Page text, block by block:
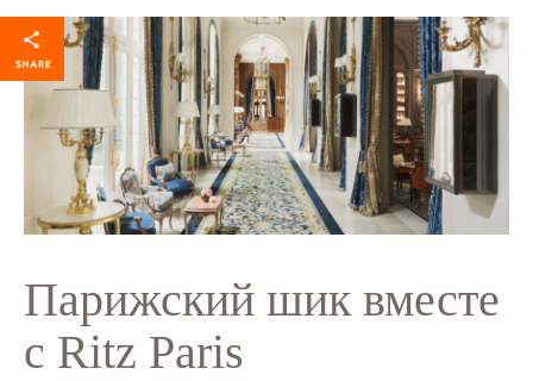
Парижский шик вместе
с Ritz Paris